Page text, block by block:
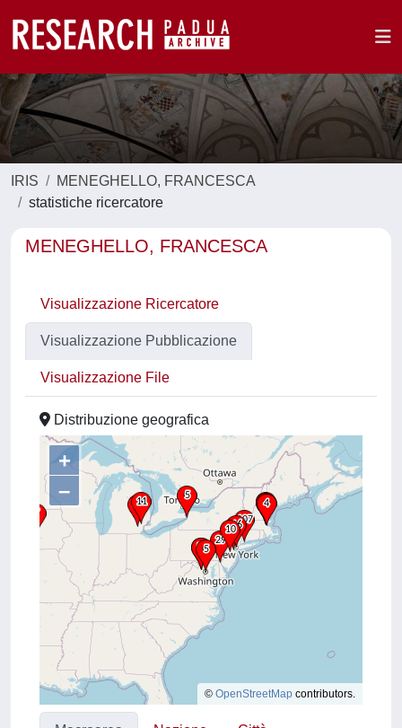
IRIS
MENEGHELLO, FRANCESCA
statistiche ricercatore
MENEGHELLO, FRANCESCA
Visualizzazione Ricercatore
Visualizzazione Pubblicazione
Visualizzazione File
Distribuzione geografica
+
–
© OpenStreetMap contributors.